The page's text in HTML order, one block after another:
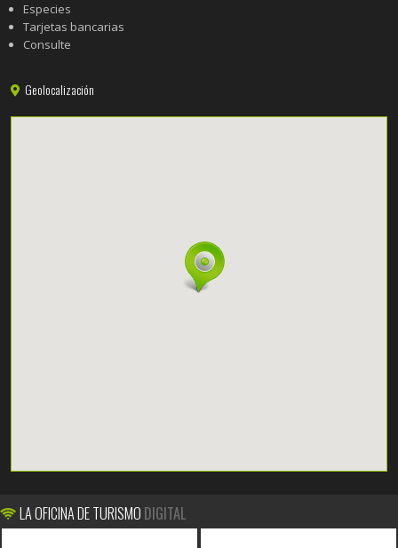
Especies
Tarjetas bancarias
Consulte
Geolocalización
LA OFICINA DE TURISMO DIGITAL